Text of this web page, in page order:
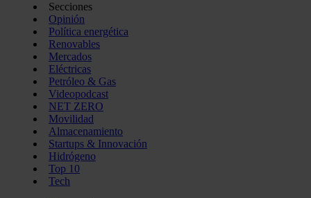
Secciones
Opinión
Política energética
Renovables
Mercados
Eléctricas
Petróleo & Gas
Videopodcast
NET ZERO
Movilidad
Almacenamiento
Startups & Innovación
Hidrógeno
Top 10
Tech